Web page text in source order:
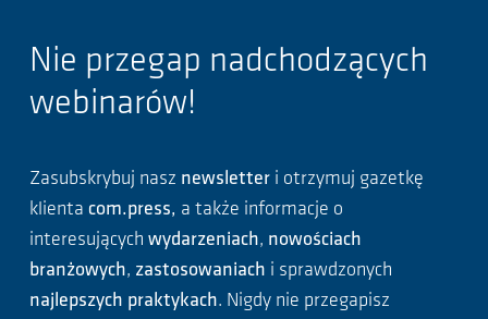
Nie przegap nadchodzących
webinarów!
Zasubskrybuj nasz newsletter i otrzymuj gazetkę
klienta com.press, a także informacje o
interesujących wydarzeniach, nowościach
branżowych, zastosowaniach i sprawdzonych
najlepszych praktykach. Nigdy nie przegapisz